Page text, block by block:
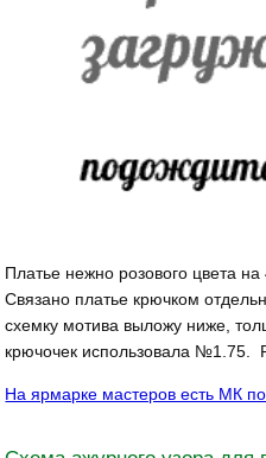
Платье нежно розового цвета
Связано платье крючком
схемку мотива выложу ниже,
крючочек использовала №1.75.
На ярмарке мастеров есть МК